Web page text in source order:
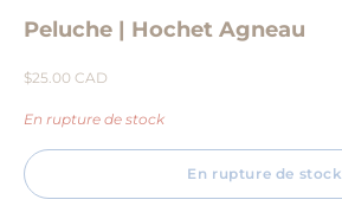
Peluche | Hochet Agneau
Prix de vente
$25.00 CAD
En rupture de stock
En rupture de stock